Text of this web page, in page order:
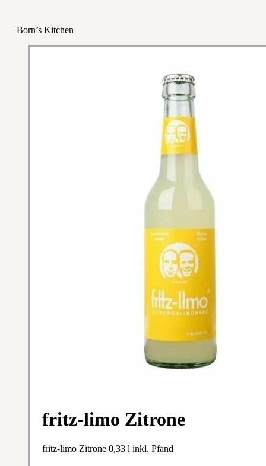
Born’s Kitchen
fritz-limo Zitrone
fritz-limo Zitrone 0,33 l inkl. Pfand